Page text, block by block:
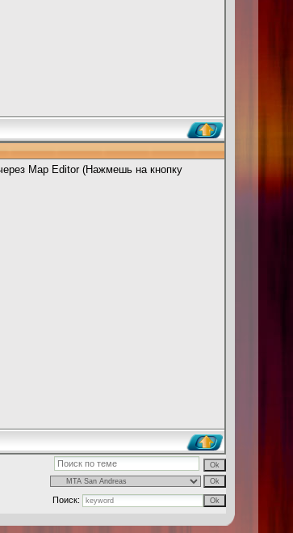
Map Editor (Нажмешь на кнопку
Поиск: